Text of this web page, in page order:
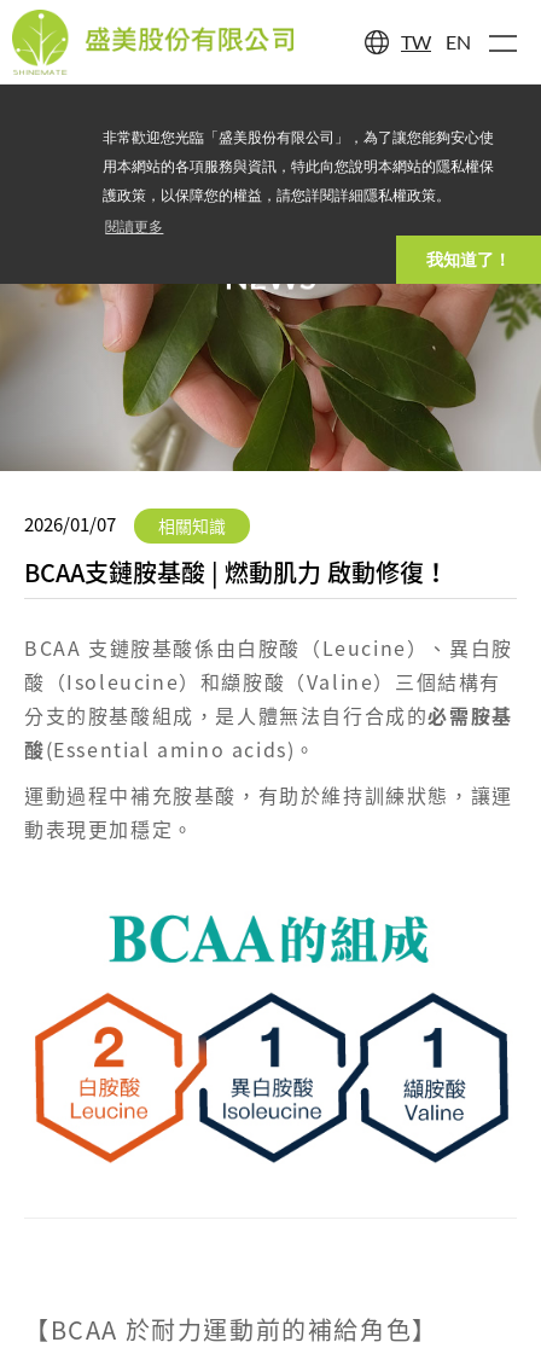
非常歡迎您光臨「盛美股份有限公司」，為了讓您能夠安心使
用本網站的各項服務與資訊，特此向您說明本網站的隱私權保
護政策，以保障您的權益，請您詳閱詳細隱私權政策。
閱讀更多
我知道了！
TW EN
NEWS
2026/01/07 相關知識
BCAA支鏈胺基酸 | 燃動肌力 啟動修復！
BCAA 支鏈胺基酸係由白胺酸（Leucine）、異白胺
酸（Isoleucine）和纈胺酸（Valine）三個結構有
分支的胺基酸組成，是人體無法自行合成的必需胺基
酸(Essential amino acids)。
運動過程中補充胺基酸，有助於維持訓練狀態，讓運
動表現更加穩定。
【BCAA 於耐力運動前的補給角色】